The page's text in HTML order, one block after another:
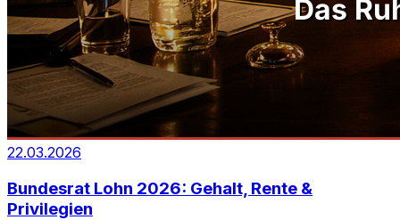
22.03.2026
Bundesrat Lohn 2026: Gehalt, Rente &
Privilegien